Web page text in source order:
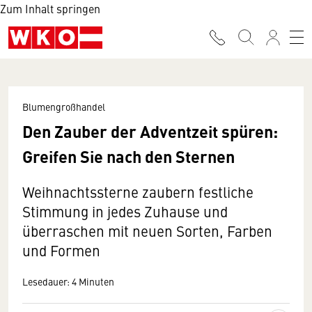
Zum Inhalt springen
Blumengroßhandel
Den Zauber der Adventzeit spüren:
Greifen Sie nach den Sternen
Weihnachtssterne zaubern festliche
Stimmung in jedes Zuhause und
überraschen mit neuen Sorten, Farben
und Formen
Lesedauer: 4 Minuten